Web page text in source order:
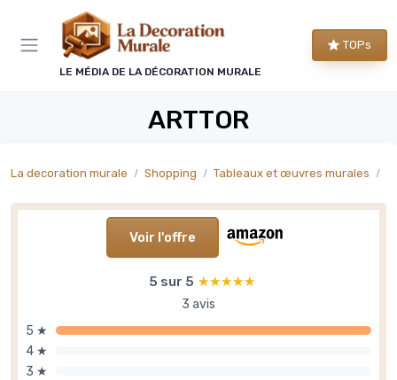
LE MÉDIA DE LA DÉCORATION MURALE
TOPs
ARTTOR
La decoration murale Shopping Tableaux et œuvres murales
Voir l'offre
5 sur 5 ★★★★★
★★★★★
3 avis
5 ★
4 ★
3 ★
Panneau de gestion des cookies